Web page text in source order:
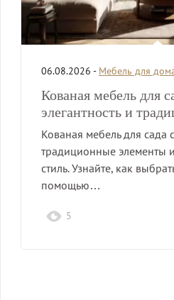
06.08.2026 - Мебель для
Кованая мебель для
элегантность и
Кованая мебель для сада
традиционные элементы
стиль. Узнайте, как
помощью…
5